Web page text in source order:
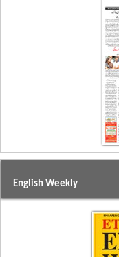
English Weekly